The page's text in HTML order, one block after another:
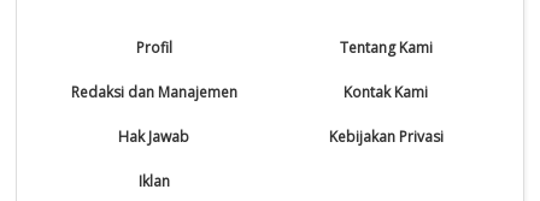
Profil Tentang Kami
Redaksi dan Manajemen Kontak Kami
Hak Jawab Kebijakan Privasi
Iklan